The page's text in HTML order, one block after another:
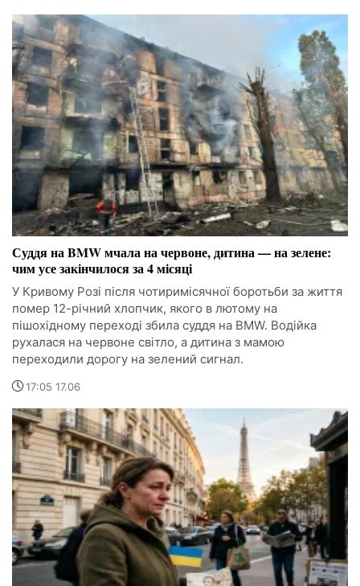
Суддя на BMW мчала на червоне, дитина — на зелене:
чим усе закінчилося за 4 місяці
У Кривому Розі після чотиримісячної боротьби за життя
помер 12-річний хлопчик, якого в лютому на
пішохідному переході збила суддя на BMW. Водійка
рухалася на червоне світло, а дитина з мамою
переходили дорогу на зелений сигнал.
17:05 17.06